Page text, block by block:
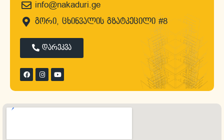
info@nakaduri.ge
გორი, ცხინვალის გზატკეცილი #8
დარეკვა